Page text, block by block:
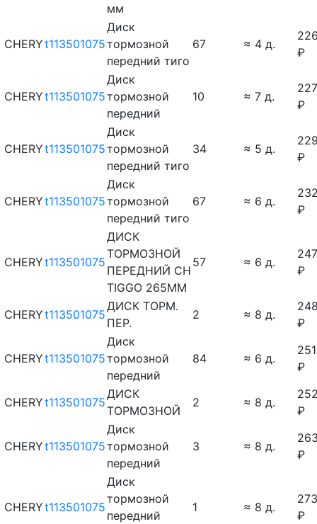
мм
CHERYt113501075
Диск
тормозной
передний тиго
67 ≈ 4 д.
₽
CHERYt113501075
Диск
тормозной
передний
10 ≈ 7 д.
₽
CHERYt113501075
Диск
тормозной
передний тиго
34 ≈ 5 д.
₽
CHERYt113501075
Диск
тормозной
передний тиго
67 ≈ 6 д.
₽
CHERYt113501075
ДИСК
ТОРМОЗНОЙ
ПЕРЕДНИЙ CH
TIGGO 265MM
57 ≈ 6 д.
₽
CHERYt113501075
ДИСК ТОРМ.
ПЕР.
2 ≈ 8 д.
₽
CHERYt113501075
Диск
тормозной
передний
84 ≈ 6 д.
₽
CHERYt113501075
ДИСК
ТОРМОЗНОЙ
2 ≈ 8 д.
₽
CHERYt113501075
Диск
тормозной
передний
3 ≈ 8 д.
₽
CHERYt113501075
Диск
тормозной
передний
1 ≈ 8 д.
₽